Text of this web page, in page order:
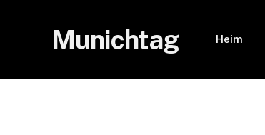
Munichtag Heim